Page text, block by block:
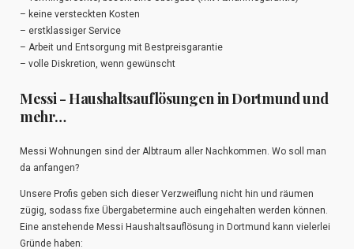
– keine versteckten Kosten
– erstklassiger Service
– Arbeit und Entsorgung mit Bestpreisgarantie
– volle Diskretion, wenn gewünscht
Messi - Haushaltsauflösungen in Dortmund und
mehr…
Messi Wohnungen sind der Albtraum aller Nachkommen. Wo soll man
da anfangen?
Unsere Profis geben sich dieser Verzweiflung nicht hin und räumen
zügig, sodass fixe Übergabetermine auch eingehalten werden können.
Eine anstehende Messi Haushaltsauflösung in Dortmund kann vielerlei
Gründe haben: